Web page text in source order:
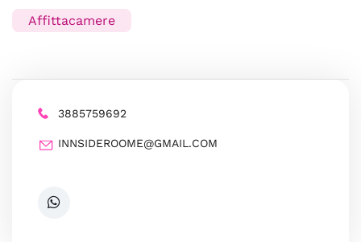
Affittacamere
3885759692
INNSIDEROOME@GMAIL.COM